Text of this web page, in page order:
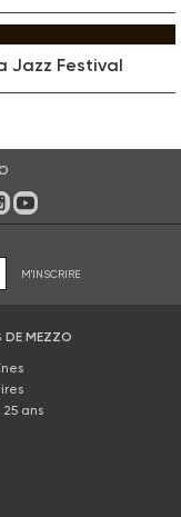
Jazz Festival
Instagram
Sur Youtube
M'INSCRIRE
DE MEZZO
ans